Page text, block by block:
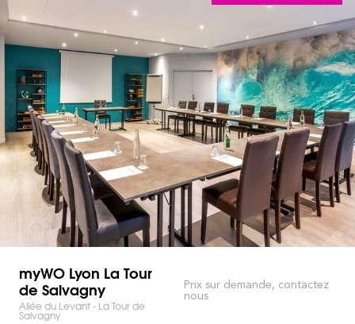
myWO Lyon La Tour
de Salvagny
Allée du Levant - La Tour de
Salvagny
Prix sur demande, contactez
nous